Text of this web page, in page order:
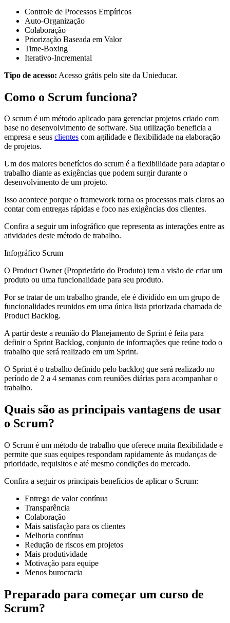
Controle de Processos Empíricos
Auto-Organização
Colaboração
Priorização Baseada em Valor
Time-Boxing
Iterativo-Incremental
Tipo de acesso: Acesso grátis pelo site da Unieducar.
Como o Scrum funciona?
O scrum é um método aplicado para gerenciar projetos criado com
base no desenvolvimento de software. Sua utilização beneficia a
empresa e seus clientes com agilidade e flexibilidade na elaboração
de projetos.
Um dos maiores benefícios do scrum é a flexibilidade para adaptar o
trabalho diante as exigências que podem surgir durante o
desenvolvimento de um projeto.
Isso acontece porque o framework torna os processos mais claros ao
contar com entregas rápidas e foco nas exigências dos clientes.
Confira a seguir um infográfico que representa as interações entre as
atividades deste método de trabalho.
Infográfico Scrum
O Product Owner (Proprietário do Produto) tem a visão de criar um
produto ou uma funcionalidade para seu produto.
Por se tratar de um trabalho grande, ele é dividido em um grupo de
funcionalidades reunidos em uma única lista priorizada chamada de
Product Backlog.
A partir deste a reunião do Planejamento de Sprint é feita para
definir o Sprint Backlog, conjunto de informações que reúne todo o
trabalho que será realizado em um Sprint.
O Sprint é o trabalho definido pelo backlog que será realizado no
período de 2 a 4 semanas com reuniões diárias para acompanhar o
trabalho.
Quais são as principais vantagens de usar
o Scrum?
O Scrum é um método de trabalho que oferece muita flexibilidade e
permite que suas equipes respondam rapidamente às mudanças de
prioridade, requisitos e até mesmo condições do mercado.
Confira a seguir os principais benefícios de aplicar o Scrum:
Entrega de valor contínua
Transparência
Colaboração
Mais satisfação para os clientes
Melhoria contínua
Redução de riscos em projetos
Mais produtividade
Motivação para equipe
Menos burocracia
Preparado para começar um curso de
Scrum?